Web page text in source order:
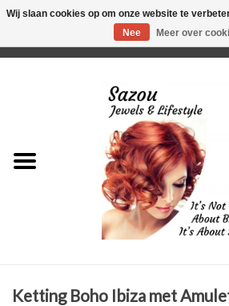
Just for Him
Plus Size Sieraden
Ketting Boho Ibiza met
Wij slaan cookies op om onze website te
Nee
Meer over